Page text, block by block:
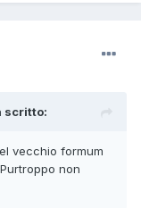
scritto:
vecchio formum
non